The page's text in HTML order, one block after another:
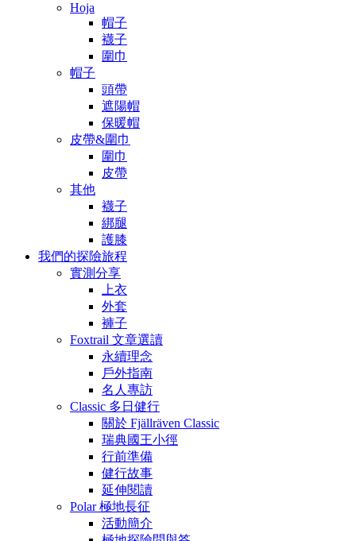
Hoja
帽子
襪子
圍巾
帽子
頭帶
遮陽帽
保暖帽
皮帶&圍巾
圍巾
皮帶
其他
襪子
綁腿
護膝
我們的探險旅程
實測分享
上衣
外套
褲子
Foxtrail 文章選讀
永續理念
戶外指南
名人專訪
Classic 多日健行
關於 Fjällräven Classic
瑞典國王小徑
行前準備
健行故事
延伸閱讀
Polar 極地長征
活動簡介